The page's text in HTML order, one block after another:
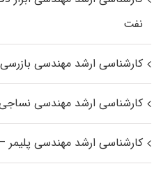
نفت
کارشناسی ارشد مهندسی
کارشناسی ارشد مهندسی
کارشناسی ارشد مهندسی پلیمر